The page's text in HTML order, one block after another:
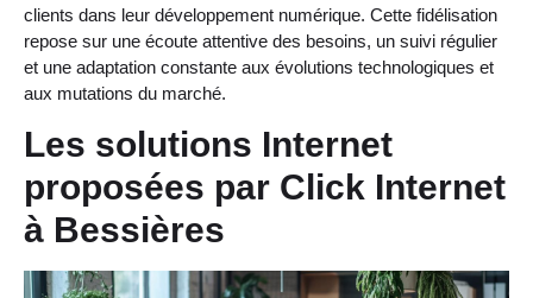
clients dans leur développement numérique. Cette fidélisation
repose sur une écoute attentive des besoins, un suivi régulier
et une adaptation constante aux évolutions technologiques et
aux mutations du marché.
Les solutions Internet
proposées par Click Internet
à Bessières